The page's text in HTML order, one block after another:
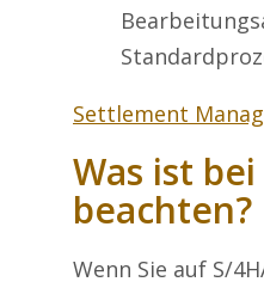
Settlement
Was ist
beachten?
Wenn Sie auf S/
Kontaktieren Sie uns!